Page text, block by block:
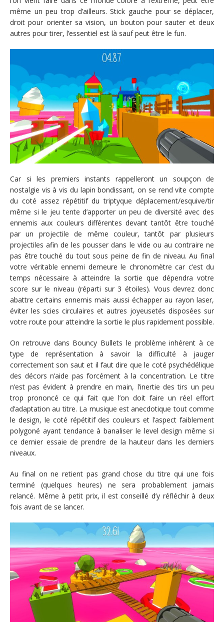
même un peu trop d’ailleurs. Stick gauche pour se déplacer,
droit pour orienter sa vision, un bouton pour sauter et deux
autres pour tirer, l’essentiel est là sauf peut être le fun.
Car si les premiers instants rappelleront un soupçon de
nostalgie vis à vis du lapin bondissant, on se rend vite compte
du coté assez répétitif du triptyque déplacement/esquive/tir
même si le jeu tente d’apporter un peu de diversité avec des
ennemis aux couleurs différentes devant tantôt être touché
par un projectile de même couleur, tantôt par plusieurs
projectiles afin de les pousser dans le vide ou au contraire ne
pas être touché du tout sous peine de fin de niveau. Au final
votre véritable ennemi demeure le chronomètre car c’est du
temps nécessaire à atteindre la sortie que dépendra votre
score sur le niveau (réparti sur 3 étoiles). Vous devrez donc
abattre certains ennemis mais aussi échapper au rayon laser,
éviter les scies circulaires et autres joyeusetés disposées sur
votre route pour atteindre la sortie le plus rapidement possible.
On retrouve dans Bouncy Bullets le problème inhérent à ce
type de représentation à savoir la difficulté à jauger
correctement son saut et il faut dire que le coté psychédélique
des décors n’aide pas forcément à la concentration. Le titre
n’est pas évident à prendre en main, l’inertie des tirs un peu
trop prononcé ce qui fait que l’on doit faire un réel effort
d’adaptation au titre. La musique est anecdotique tout comme
le design, le coté répétitif des couleurs et l’aspect faiblement
polygoné ayant tendance à banaliser le level design même si
ce dernier essaie de prendre de la hauteur dans les derniers
niveaux.
Au final on ne retient pas grand chose du titre qui une fois
terminé (quelques heures) ne sera probablement jamais
relancé. Même à petit prix, il est conseillé d’y réfléchir à deux
fois avant de se lancer.